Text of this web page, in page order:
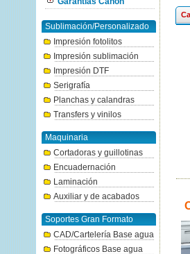
Sublimación/Personalizado
Impresión fotolitos
Impresión sublimación
Impresión DTF
Serigrafía
Planchas y calandras
Transfers y vinilos
Maquinaria
Cortadoras y guillotinas
Encuadernación
Laminación
Auxiliar y de acabados
Soportes Gran Formato
CAD/Cartelería Base agua
Fotográficos Base agua